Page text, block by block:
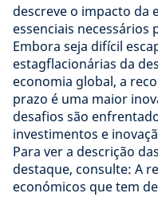
descreve o impacto da
essenciais necessários
Embora seja difícil
estagflacionárias da
economia global, a
prazo é uma maior
desafios são
investimentos e
Para ver a descrição
destaque, consulte: A
económicos que tem